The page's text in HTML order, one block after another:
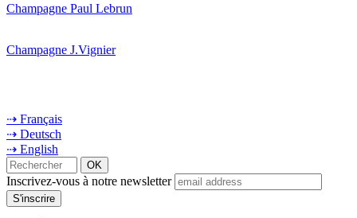
Champagne Paul Lebrun
Champagne J.Vignier
⇢ Français
⇢ Deutsch
⇢ English
Inscrivez-vous à notre newsletter